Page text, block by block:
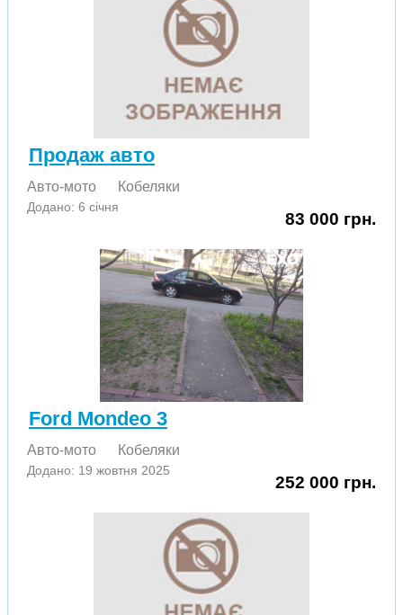
Продаж авто
Авто-мото Кобеляки
Додано: 6 січня
83 000 грн.
Ford Mondeo 3
Авто-мото Кобеляки
Додано: 19 жовтня 2025
252 000 грн.